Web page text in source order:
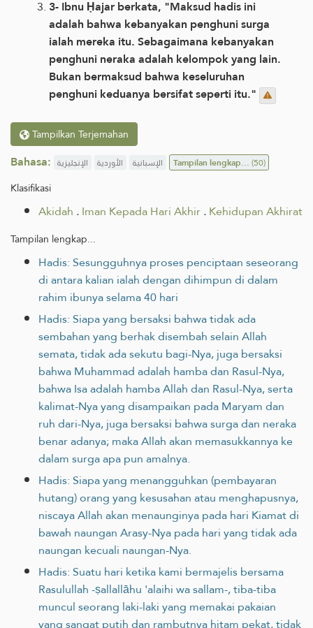
3- Ibnu Ḥajar berkata, "Maksud hadis ini
adalah bahwa kebanyakan penghuni surga
ialah mereka itu. Sebagaimana kebanyakan
penghuni neraka adalah kelompok yang lain.
Bukan bermaksud bahwa keseluruhan
penghuni keduanya bersifat seperti itu."
Tampilkan Terjemahan
Bahasa: الإنجليزية الأوردية الإسبانية Tampilan lengkap...(50)
Klasifikasi
Akidah .Iman Kepada Hari Akhir.Kehidupan Akhirat
Tampilan lengkap...
Hadis: Sesungguhnya proses penciptaan seseorang
di antara kalian ialah dengan dihimpun di dalam
rahim ibunya selama 40 hari
Hadis: Siapa yang bersaksi bahwa tidak ada
sembahan yang berhak disembah selain Allah
semata, tidak ada sekutu bagi-Nya, juga bersaksi
bahwa Muhammad adalah hamba dan Rasul-Nya,
bahwa Isa adalah hamba Allah dan Rasul-Nya, serta
kalimat-Nya yang disampaikan pada Maryam dan
ruh dari-Nya, juga bersaksi bahwa surga dan neraka
benar adanya; maka Allah akan memasukkannya ke
dalam surga apa pun amalnya.
Hadis: Siapa yang menangguhkan (pembayaran
hutang) orang yang kesusahan atau menghapusnya,
niscaya Allah akan menaunginya pada hari Kiamat di
bawah naungan Arasy-Nya pada hari yang tidak ada
naungan kecuali naungan-Nya.
Hadis: Suatu hari ketika kami bermajelis bersama
Rasulullah -ṣallallāhu 'alaihi wa sallam-, tiba-tiba
muncul seorang laki-laki yang memakai pakaian